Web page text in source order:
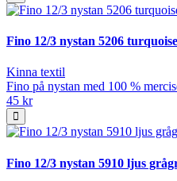
Fino 12/3 nystan 5206 turquoise
Kinna textil
Fino på nystan med 100 %
45 kr
Fino 12/3 nystan 5910 ljus